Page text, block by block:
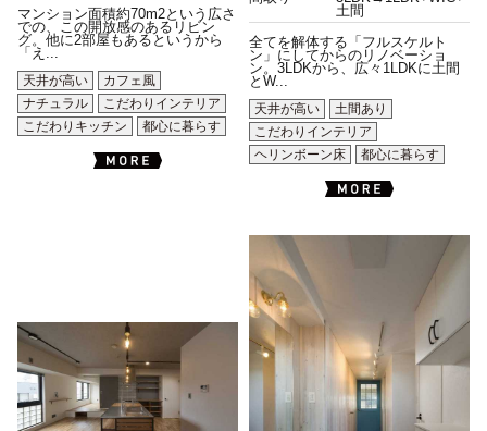
マンション面積約70m2という広さ
での、この開放感のあるリビン
グ。他に2部屋もあるというから
「え...
天井が高い
カフェ風
ナチュラル
こだわりインテリア
こだわりキッチン
都心に暮らす
土間
全てを解体する「フルスケルト
ン」にしてからのリノベーショ
ン。3LDKから、広々1LDKに土間
とW...
天井が高い
土間あり
こだわりインテリア
ヘリンボーン床
都心に暮らす